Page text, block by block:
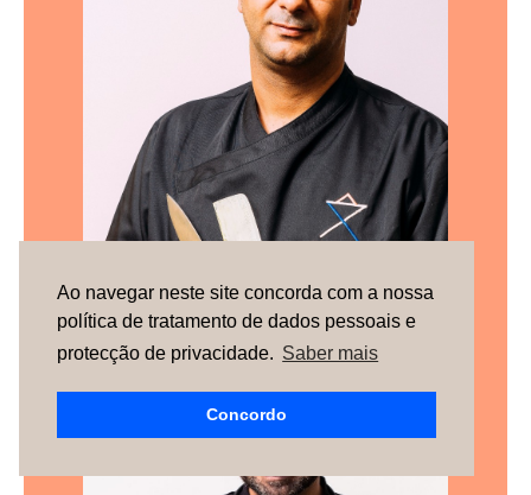
Ao navegar neste site concorda com a nossa
política de tratamento de dados pessoais e
protecção de privacidade. Saber mais
Concordo
Vítor Veloso